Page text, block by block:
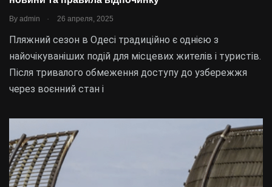
By admin . 26 апреля, 2025
Пляжний сезон в Одесі традиційно є однією з
найочікуваніших подій для місцевих жителів і туристів.
Після тривалого обмеження доступу до узбережжя
через воєнний стан і